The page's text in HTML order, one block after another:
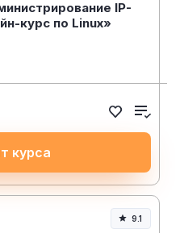
IP-
курс по Linux»
курса
9.1